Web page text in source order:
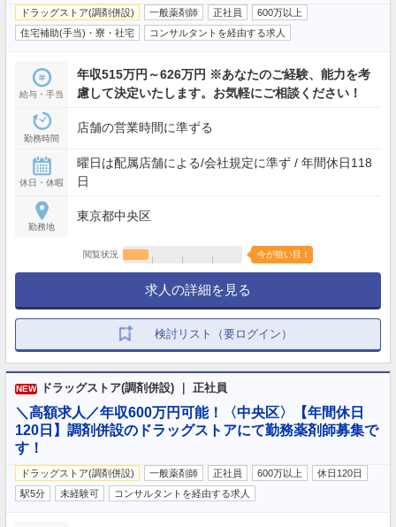
ドラッグストア(調剤併設) 一般薬剤師 正社員
600万以上
住宅補助(手当)・寮・社宅
コンサルタントを経由する求人
給与・手当
年収515万円～626万円 ※あなたのご経験、能力を考
慮して決定いたします。お気軽にご相談ください！
勤務時間
店舗の営業時間に準ずる
休日・休暇
曜日は配属店舗による/会社規定に準ず / 年間休日118
日
勤務地
東京都中央区
閲覧状況 今が狙い目！
求人の詳細を見る
検討リスト（要ログイン）
NEW ドラッグストア(調剤併設) ｜ 正社員
＼高額求人／年収600万円可能！〈中央区〉【年間休日
120日】調剤併設のドラッグストアにて勤務薬剤師募集で
す！
ドラッグストア(調剤併設) 一般薬剤師 正社員 600万以上
休日120日
駅5分
未経験可 コンサルタントを経由する求人